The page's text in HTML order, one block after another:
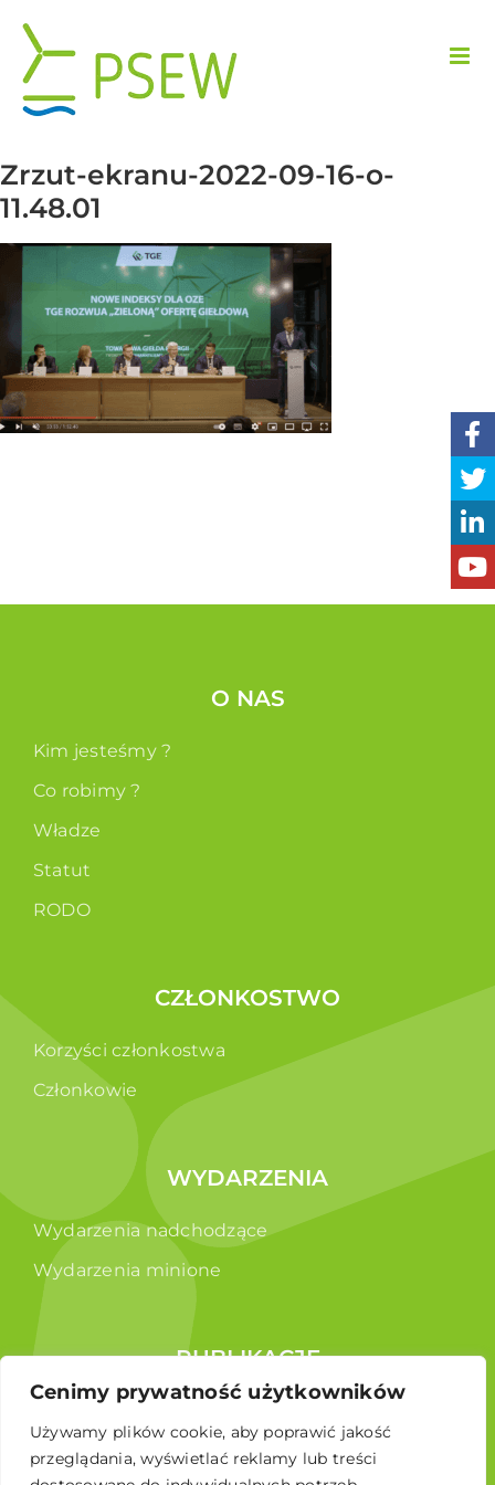
Cenimy prywatność użytkowników
Używamy plików cookie, aby poprawić jakość
przeglądania, wyświetlać reklamy lub treści
zawartości
Zrzut-ekranu-2022-09-16-o-
11.48.01
O NAS
Kim jesteśmy ?
Co robimy ?
Władze
Statut
RODO
CZŁONKOSTWO
Korzyści członkostwa
Członkowie
WYDARZENIA
Wydarzenia nadchodzące
Wydarzenia minione
PUBLIKACJE
Raporty
Broszura edukacyjna